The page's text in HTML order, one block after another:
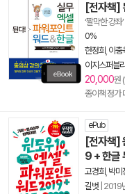
[전자책]
‘짤막한 강좌
0%
한정희 이충
이지스퍼블
20,000원
종이책 정가
ePub
[전자책]
9 + 한글
고경희 박미
길벗 2019